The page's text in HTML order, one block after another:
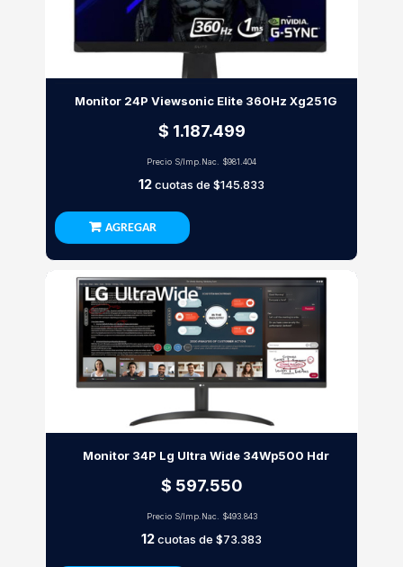
Monitor 24P Viewsonic Elite 360Hz Xg251G
$ 1.187.499
Precio S/Imp.Nac. $981.404
12cuotas de $145.833
AGREGAR
Monitor 34P Lg Ultra Wide 34Wp500 Hdr
$ 597.550
Precio S/Imp.Nac. $493.843
12cuotas de $73.383